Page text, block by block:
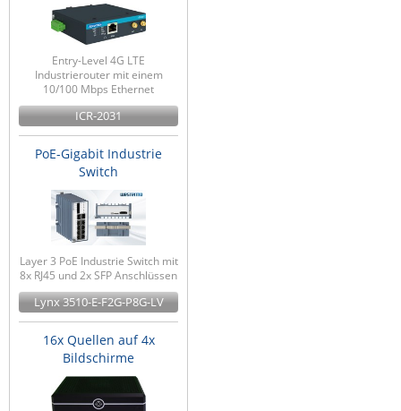
Entry-Level 4G LTE
Industrierouter mit einem
10/100 Mbps Ethernet
ICR-2031
PoE-Gigabit Industrie
Switch
Layer 3 PoE Industrie Switch mit
8x RJ45 und 2x SFP Anschlüssen
Lynx 3510-E-F2G-P8G-LV
16x Quellen auf 4x
Bildschirme